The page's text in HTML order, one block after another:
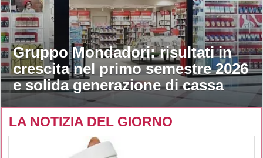
Gruppo Mondadori: risultati in
crescita nel primo semestre 2026
e solida generazione di cassa
LA NOTIZIA DEL GIORNO